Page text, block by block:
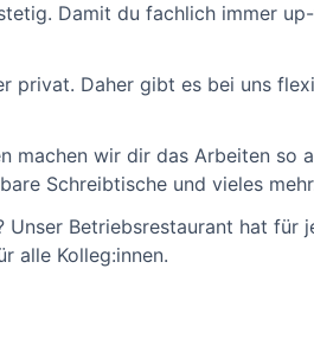
Damit du fachlich immer
privat. Daher gibt es bei uns
machen wir dir das Arbeiten so
Schreibtische und vieles
Betriebsrestaurant hat für
alle Kolleg:innen.